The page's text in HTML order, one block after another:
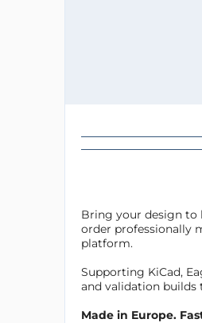
Bring your design to
order professionally
platform.
Supporting KiCad,
and validation
Made in Europe.